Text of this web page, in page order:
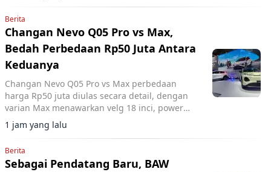
Berita
Changan Nevo Q05 Pro vs Max,
Bedah Perbedaan Rp50 Juta Antara
Keduanya
Changan Nevo Q05 Pro vs Max perbedaan
harga Rp50 juta diulas secara detail, dengan
varian Max menawarkan velg 18 inci, power
tailgate, dan panoramic roof sementara
performa motor listrik tetap sama.
1 jam yang lalu
Berita
Sebagai Pendatang Baru, BAW